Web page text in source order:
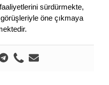
sürdürmekte,
öne çıkmaya